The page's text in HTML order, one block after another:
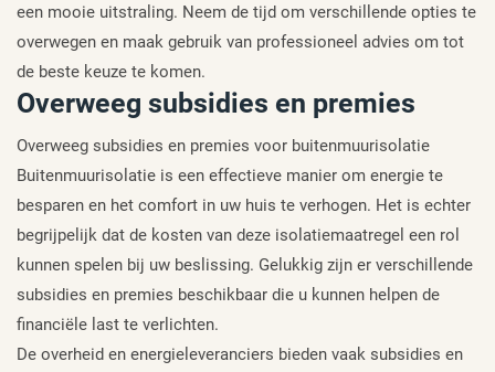
een mooie uitstraling. Neem de tijd om verschillende opties te
overwegen en maak gebruik van professioneel advies om tot
de beste keuze te komen.
Overweeg subsidies en premies
Overweeg subsidies en premies voor buitenmuurisolatie
Buitenmuurisolatie is een effectieve manier om energie te
besparen en het comfort in uw huis te verhogen. Het is echter
begrijpelijk dat de kosten van deze isolatiemaatregel een rol
kunnen spelen bij uw beslissing. Gelukkig zijn er verschillende
subsidies en premies beschikbaar die u kunnen helpen de
financiële last te verlichten.
De overheid en energieleveranciers bieden vaak subsidies en